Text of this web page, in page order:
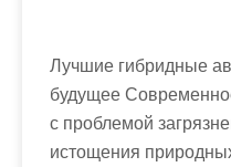
Лучшие гибридные
будущее
с проблемой
истощения